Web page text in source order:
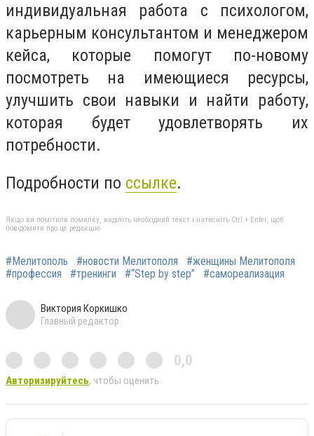
индивидуальная работа с психологом,
карьерным консультантом и менеджером
кейса, которые помогут по-новому
посмотреть на имеющиеся ресурсы,
улучшить свои навыки и найти работу,
которая будет удовлетворять их
потребности.
Подробности по ссылке.
Якщо ви помітили помилку, виділіть необхідний текст і натисніть Ctrl + Enter, щоб
повідомити про це редакцію
#Мелитополь #новости Мелитополя
#женщины Мелитополя
#профессия
#тренинги #“Step by step” #самореализация
Виктория Коркишко
Главный редактор
0,0
Авторизируйтесь, чтобы оценить